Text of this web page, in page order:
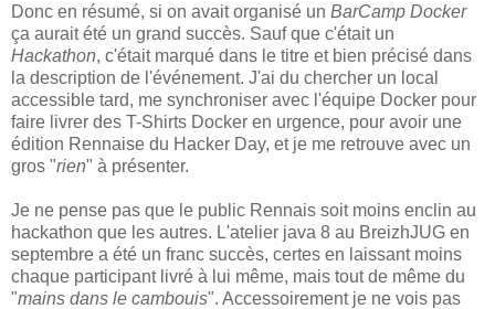
Donc en résumé, si on avait organisé un BarCamp Docker
ça aurait été un grand succès. Sauf que c'était un
Hackathon, c'était marqué dans le titre et bien précisé dans
la description de l'événement. J'ai du chercher un local
accessible tard, me synchroniser avec l'équipe Docker pour
faire livrer des T-Shirts Docker en urgence, pour avoir une
édition Rennaise du Hacker Day, et je me retrouve avec un
gros "rien" à présenter.
Je ne pense pas que le public Rennais soit moins enclin au
hackathon que les autres. L'atelier java 8 au BreizhJUG en
septembre a été un franc succès, certes en laissant moins
chaque participant livré à lui même, mais tout de même du
"mains dans le cambouis". Accessoirement je ne vois pas